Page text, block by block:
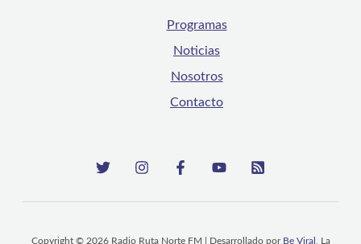
Programas
Noticias
Nosotros
Contacto
Copyright © 2026 Radio Ruta Norte FM | Desarrollado por Be Viral , La